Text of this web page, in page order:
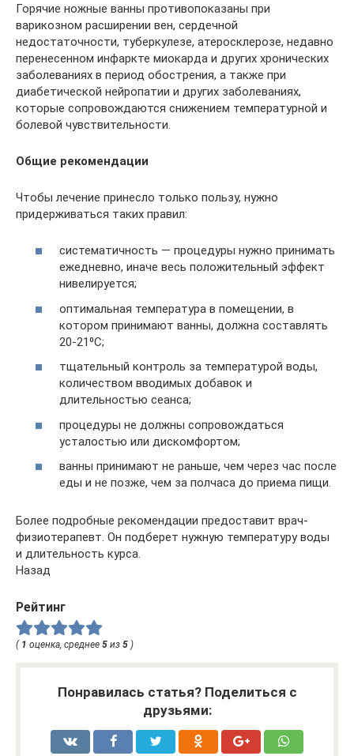
Горячие ножные ванны противопоказаны при
варикозном расширении вен, сердечной
недостаточности, туберкулезе, атеросклерозе, недавно
перенесенном инфаркте миокарда и других хронических
заболеваниях в период обострения, а также при
диабетической нейропатии и других заболеваниях,
которые сопровождаются снижением температурной и
болевой чувствительности.
Общие рекомендации
Чтобы лечение принесло только пользу, нужно
придерживаться таких правил:
систематичность — процедуры нужно принимать
ежедневно, иначе весь положительный эффект
нивелируется;
оптимальная температура в помещении, в
котором принимают ванны, должна составлять
20-21⁰С;
тщательный контроль за температурой воды,
количеством вводимых добавок и
длительностью сеанса;
процедуры не должны сопровождаться
усталостью или дискомфортом;
ванны принимают не раньше, чем через час после
еды и не позже, чем за полчаса до приема пищи.
Более подробные рекомендации предоставит врач-
физиотерапевт. Он подберет нужную температуру воды
и длительность курса.
Назад
Рейтинг
( 1 оценка, среднее 5 из 5 )
Понравилась статья? Поделиться с
друзьями: